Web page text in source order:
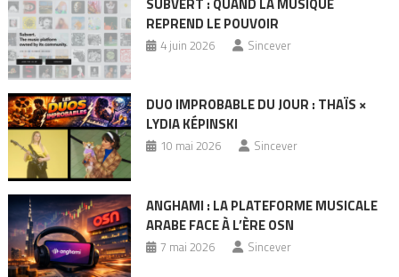
REPREND LE POUVOIR
4 juin 2026 Sincever
DUO IMPROBABLE DU JOUR : THAÏS ×
LYDIA KÉPINSKI
10 mai 2026 Sincever
ANGHAMI : LA PLATEFORME MUSICALE
ARABE FACE À L’ÈRE OSN
7 mai 2026 Sincever